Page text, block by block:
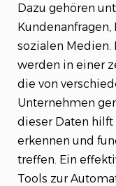
Dazu gehören
sozialen
werden in einer
die von
Unternehmen
dieser Daten hilft
erkennen und
treffen. Ein
Tools zur